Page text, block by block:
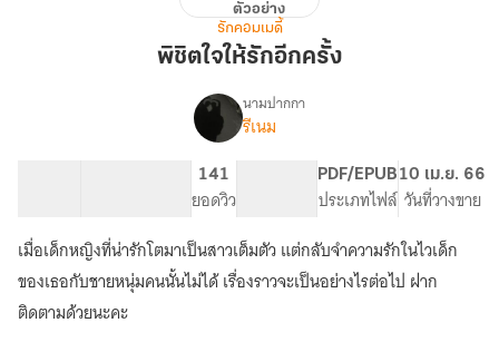
ให้
ตัวอย่าง
รักคอมเมดี้
พิชิตใจให้รักอีกครั้ง
เรื่อง
อีก
ครั้ง
นามปากกา
รีเนม
141
ยอดวิว
PDF/EPUB
ประเภทไฟล์
10 เม.ย. 66
วันที่วางขาย
เมื่อเด็กหญิงที่น่ารักโตมาเป็นสาวเต็มตัว แต่กลับจำความรักในไวเด็ก
ของเธอกับชายหนุ่มคนนั้นไม่ได้ เรื่องราวจะเป็นอย่างไรต่อไป ฝาก
ติดตามด้วยนะคะ